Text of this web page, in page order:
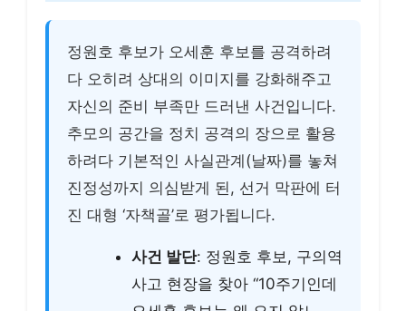
정원호 후보가 오세훈 후보를 공격하려
다 오히려 상대의 이미지를 강화해주고
자신의 준비 부족만 드러낸 사건입니다.
추모의 공간을 정치 공격의 장으로 활용
하려다 기본적인 사실관계(날짜)를 놓쳐
진정성까지 의심받게 된, 선거 막판에 터
진 대형 ‘자책골’로 평가됩니다.
사건 발단: 정원호 후보, 구의역
사고 현장을 찾아 “10주기인데